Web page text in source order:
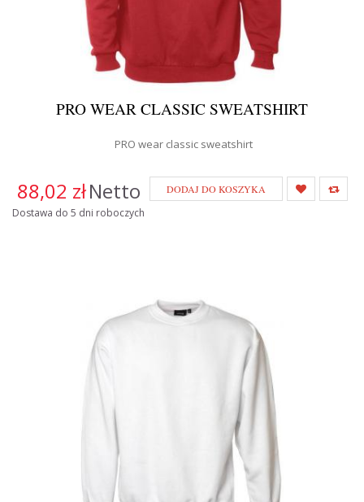
PRO WEAR CLASSIC SWEATSHIRT
PRO wear classic sweatshirt
88,02 złNetto
Dostawa do 5 dni roboczych
DODAJ DO KOSZYKA